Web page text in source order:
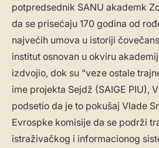
potpredsednik SANU akademk
da se prisećaju 170 godina od
najvećih umova u istoriji
institut osnovan u okviru
izdvojio, dok su “veze ostale
ime projekta Sejdž (SAIGE PIU),
podsetio da je to pokušaj Vlade
Evrospke komisije da se podrži
istraživačkog i informacionog